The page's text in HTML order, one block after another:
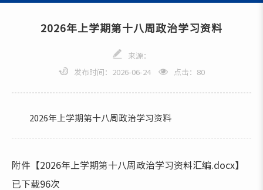
2026年上学期第十八周政治学习资料
来源：
发布时间：2026-06-24 点击： 80
2026年上学期第十八周政治学习资料
附件【2026年上学期第十八周政治学习资料汇编.docx】
已下载96次